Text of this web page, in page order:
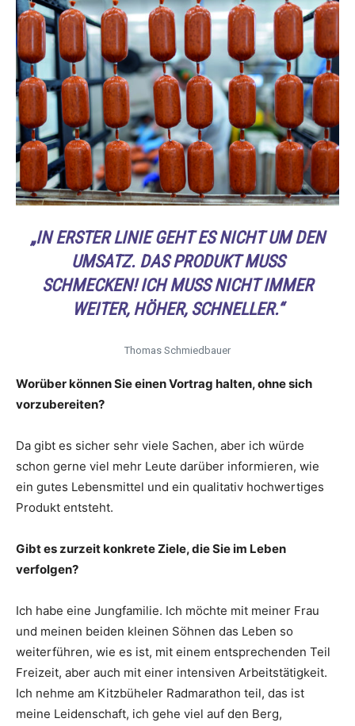
„IN ERSTER LINIE GEHT ES NICHT UM DEN
UMSATZ. DAS PRODUKT MUSS
SCHMECKEN!ICH MUSS NICHT IMMER
WEITER, HÖHER, SCHNELLER.“
Thomas Schmiedbauer
Worüber können Sie einen Vortrag halten, ohne sich
vorzubereiten?
Da gibt es sicher sehr viele Sachen, aber ich würde
schon gerne viel mehr Leute darüber informieren, wie
ein gutes Lebensmittel und ein qua­litativ hochwertiges
Produkt entsteht.
Gibt es zurzeit konkrete Ziele, die Sie im Leben
verfolgen?
Ich habe eine Jungfamilie. Ich ­möchte mit meiner Frau
und meinen beiden kleinen Söhnen das Leben so
weiterführen, wie es ist, mit einem entsprechenden Teil
Freizeit, aber auch mit einer intensiven Arbeits­tätigkeit.
Ich nehme am Kitzbüheler Rad­marathon teil, das ist
meine Leidenschaft, ich gehe viel auf den Berg,